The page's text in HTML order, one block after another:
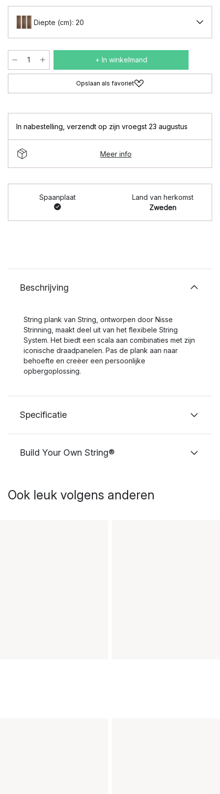
Diepte (cm): 20
+ In winkelmand
Opslaan als favoriet
In nabestelling verzendt op zijn vroegst 23 augustus
Meer info
Spaanplaat
Land van herkomst
Zweden
Beschrijving
String plank van String, ontworpen door Nisse
Strinning, maakt deel uit van het flexibele String
System. Het biedt een scala aan combinaties met zijn
iconische draadpanelen. Pas de plank aan naar
behoefte en creëer een persoonlijke
opbergoplossing.
Specificatie
Build Your Own String®
Ook leuk volgens anderen